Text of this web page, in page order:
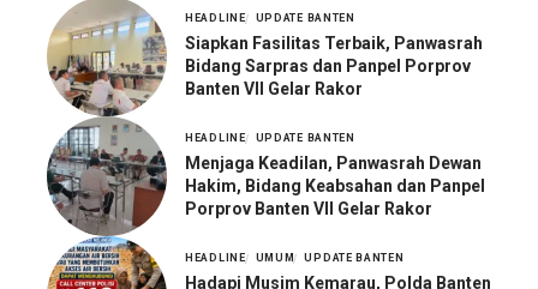
HEADLINE UPDATE BANTEN
Siapkan Fasilitas Terbaik, Panwasrah
Bidang Sarpras dan Panpel Porprov
Banten VII Gelar Rakor
HEADLINE UPDATE BANTEN
Menjaga Keadilan, Panwasrah Dewan
Hakim, Bidang Keabsahan dan Panpel
Porprov Banten VII Gelar Rakor
HEADLINE UMUM UPDATE BANTEN
Hadapi Musim Kemarau, Polda Banten